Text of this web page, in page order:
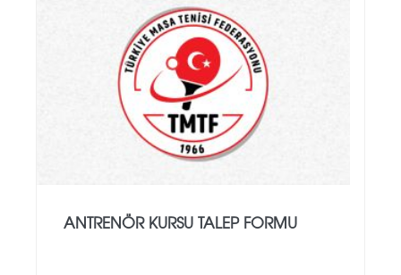
ANTRENÖR KURSU TALEP FORMU